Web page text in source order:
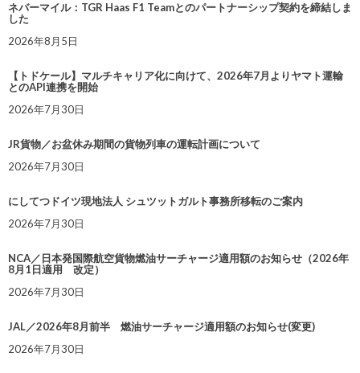
ネバーマイル：TGR Haas F1 Teamとのパートナーシップ契約を締結しま
した
2026年8月5日
【トドケール】マルチキャリア化に向けて、2026年7月よりヤマト運輸
とのAPI連携を開始
2026年7月30日
JR貨物／お盆休み期間の貨物列車の運転計画について
2026年7月30日
にしてつドイツ現地法人 シュツットガルト事務所移転のご案内
2026年7月30日
NCA／日本発国際航空貨物燃油サーチャージ適用額のお知らせ（2026年
8月1日適用 改定）
2026年7月30日
JAL／2026年8月前半 燃油サーチャージ適用額のお知らせ(変更)
2026年7月30日